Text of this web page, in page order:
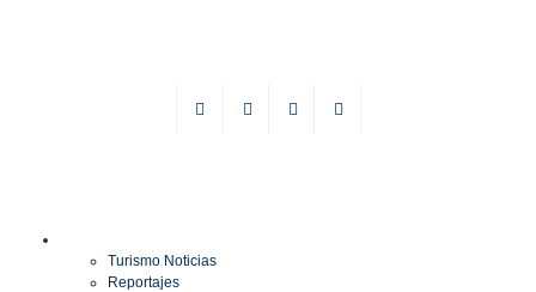
Turismo Noticias
Reportajes